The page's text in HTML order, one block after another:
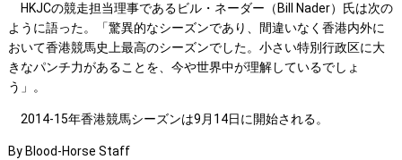
HKJCの競走担当理事であるビル・ネーダー（Bill Nader）氏は次の
ように語った。「驚異的なシーズンであり、間違いなく香港内外に
おいて香港競馬史上最高のシーズンでした。小さい特別行政区に大
きなパンチ力があることを、今や世界中が理解しているでしょ
う」。
2014-15年香港競馬シーズンは9月14日に開始される。
By Blood-Horse Staff